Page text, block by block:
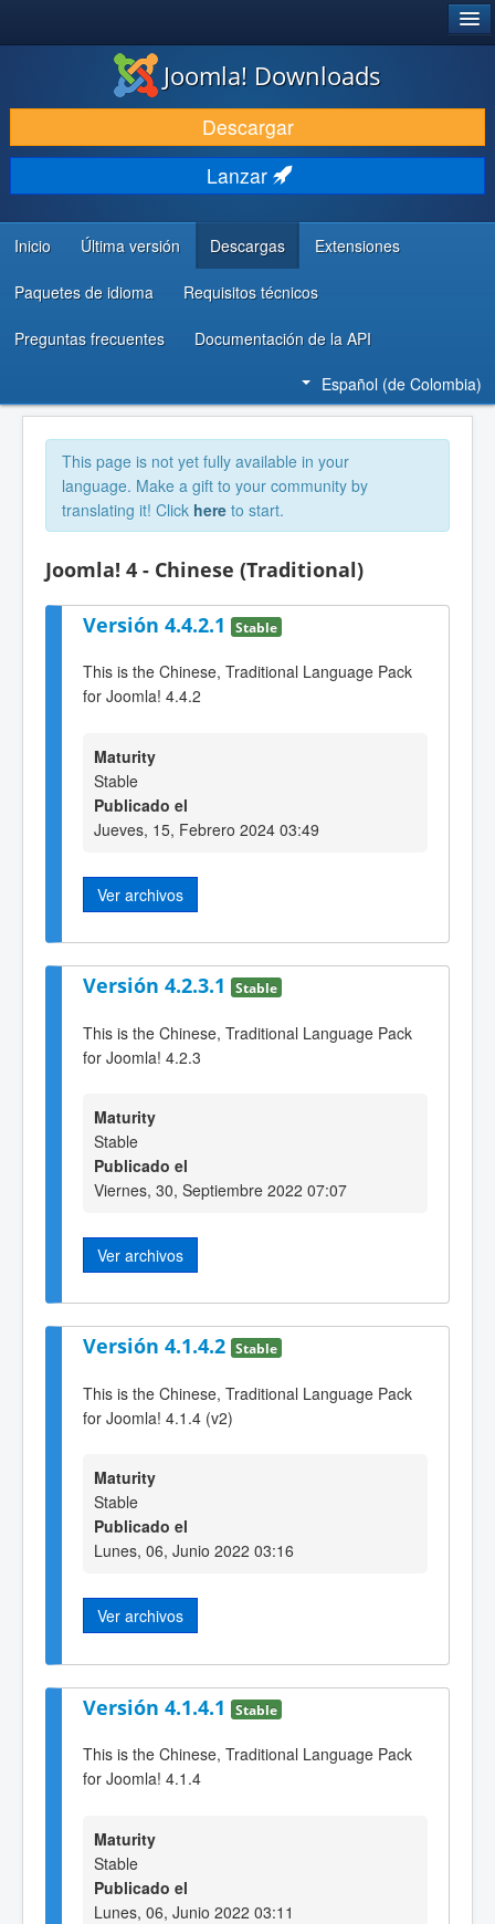
DESCARGAR
DESCUBRE Y APRENDE
COMUNIDAD Y AYUDA
RECURSOS PARA DESARROLLADORES
Joomla! Downloads
Descargar
Lanzar
Inicio Última versión Descargas Extensiones
Paquetes de idioma Requisitos técnicos
Preguntas frecuentes Documentación de la API
Español (de Colombia)
This page is not yet fully available in your
language. Make a gift to your community by
translating it! Click here to start.
Joomla! 4 - Chinese (Traditional)
Versión 4.4.2.1 Stable
This is the Chinese, Traditional Language Pack
for Joomla! 4.4.2
Maturity
Stable
Publicado el
Jueves, 15, Febrero 2024 03:49
Ver archivos
Versión 4.2.3.1 Stable
This is the Chinese, Traditional Language Pack
for Joomla! 4.2.3
Maturity
Stable
Publicado el
Viernes, 30, Septiembre 2022 07:07
Ver archivos
Versión 4.1.4.2 Stable
This is the Chinese, Traditional Language Pack
for Joomla! 4.1.4 (v2)
Maturity
Stable
Publicado el
Lunes, 06, Junio 2022 03:16
Ver archivos
Versión 4.1.4.1 Stable
This is the Chinese, Traditional Language Pack
for Joomla! 4.1.4
Maturity
Stable
Publicado el
Lunes, 06, Junio 2022 03:11